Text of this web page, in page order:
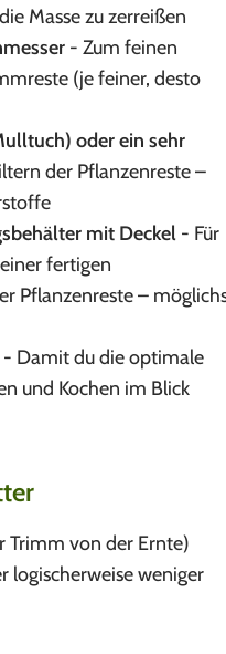
Masse zu zerreißen
- Zum feinen
(je feiner, desto
oder ein sehr
der Pflanzenreste –
mit Deckel - Für
fertigen
Pflanzenreste –
- Damit du die optimale
und Kochen im Blick
Trimm von der Ernte)
logischerweise weniger